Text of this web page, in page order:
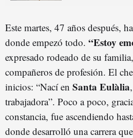
Este martes, 47 años después,
donde empezó todo. “Estoy
expresado rodeado de su
compañeros de profesión. El
inicios: “Nací en Santa Eulàlia
trabajadora”. Poco a poco,
constancia, fue ascendiendo
donde desarrolló una carrera